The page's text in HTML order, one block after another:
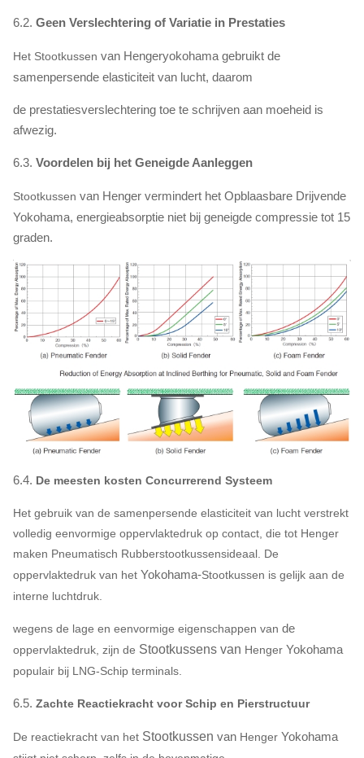
6.2. Geen Verslechtering of Variatie in Prestaties
Het Stootkussen van Hengeryokohama gebruikt de
samenpersende elasticiteit van lucht, daarom
de prestatiesverslechtering toe te schrijven aan moeheid is
afwezig.
6.3. Voordelen bij het Geneigde Aanleggen
Stootkussen van Henger vermindert het Opblaasbare Drijvende
Yokohama, energieabsorptie niet bij geneigde compressie tot 15
graden.
6.4. De meesten kosten Concurrerend Systeem
Het gebruik van de samenpersende elasticiteit van lucht verstrekt
volledig eenvormige oppervlaktedruk op contact, die tot Henger
maken Pneumatisch Rubberstootkussensideaal. De
oppervlaktedruk van het Yokohama-Stootkussen is gelijk aan de
interne luchtdruk.
wegens de lage en eenvormige eigenschappen van de
oppervlaktedruk, zijn de Stootkussens van Henger Yokohama
populair bij LNG-Schip terminals.
6.5. Zachte Reactiekracht voor Schip en Pierstructuur
De reactiekracht van het Stootkussen van Henger Yokohama